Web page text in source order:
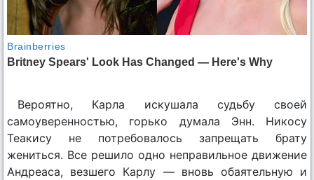
Вероятно, Карла искушала судьбу своей
самоуверенностью, горько думала Энн. Никосу
Теакису не потребовалось запрещать брату
жениться. Все решило одно неправильное движение
Андреаса, везшего Карлу — вновь обаятельную и